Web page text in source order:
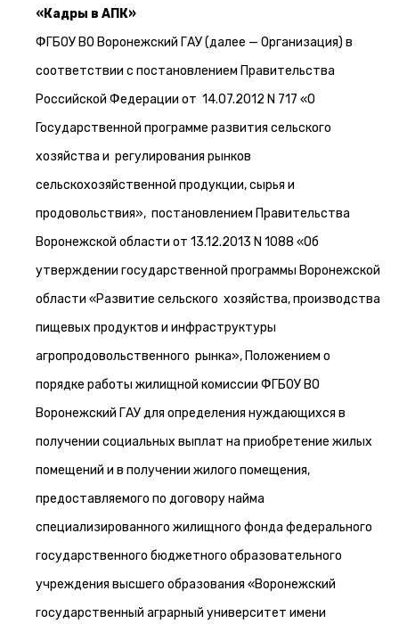
«Кадры в АПК»
ФГБОУ ВО Воронежский ГАУ (далее — Организация) в
соответствии с постановлением Правительства
Российской Федерации от 14.07.2012 N 717 «О
Государственной программе развития сельского
хозяйства и регулирования рынков
сельскохозяйственной продукции, сырья и
продовольствия», постановлением Правительства
Воронежской области от 13.12.2013 N 1088 «Об
утверждении государственной программы Воронежской
области «Развитие сельского хозяйства, производства
пищевых продуктов и инфраструктуры
агропродовольственного рынка», Положением о
порядке работы жилищной комиссии ФГБОУ ВО
Воронежский ГАУ для определения нуждающихся в
получении социальных выплат на приобретение жилых
помещений и в получении жилого помещения,
предоставляемого по договору найма
специализированного жилищного фонда федерального
государственного бюджетного образовательного
учреждения высшего образования «Воронежский
государственный аграрный университет имени